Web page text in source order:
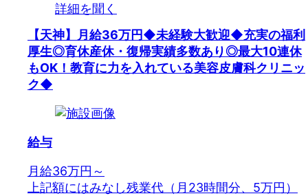
詳細を聞く
【天神】月給36万円◆未経験大歓迎◆充実の福利
厚生◎育休産休・復帰実績多数あり◎最大10連休
もOK！教育に力を入れている美容皮膚科クリニッ
ク◆
給与
月給36万円～
上記額にはみなし残業代（月23時間分、5万円）